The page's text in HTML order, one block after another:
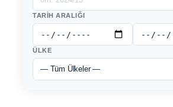
TARIH ARALIĞI
ÜLKE
— Tüm Ülkeler —